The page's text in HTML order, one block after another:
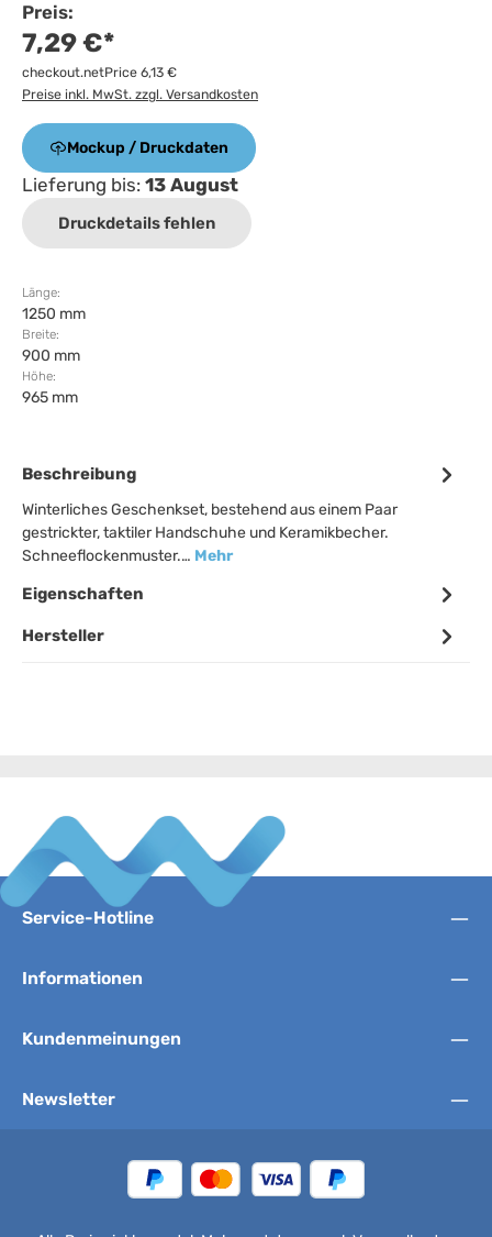
Preis:
7,29 €*
checkout.netPrice 6,13 €
Preise inkl. MwSt. zzgl. Versandkosten
Mockup / Druckdaten
Lieferung bis: 13 August
Druckdetails fehlen
Länge:
1250 mm
Breite:
900 mm
Höhe:
965 mm
Beschreibung
Winterliches Geschenkset, bestehend aus einem Paar
gestrickter, taktiler Handschuhe und Keramikbecher.
Schneeflockenmuster.… Mehr
Eigenschaften
Hersteller
Service-Hotline
Informationen
Kundenmeinungen
Newsletter